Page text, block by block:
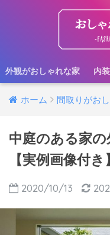
外観がおしゃれな家 内
ホーム 間取りがお
中庭のある家
【実例画像付
2020/10/13